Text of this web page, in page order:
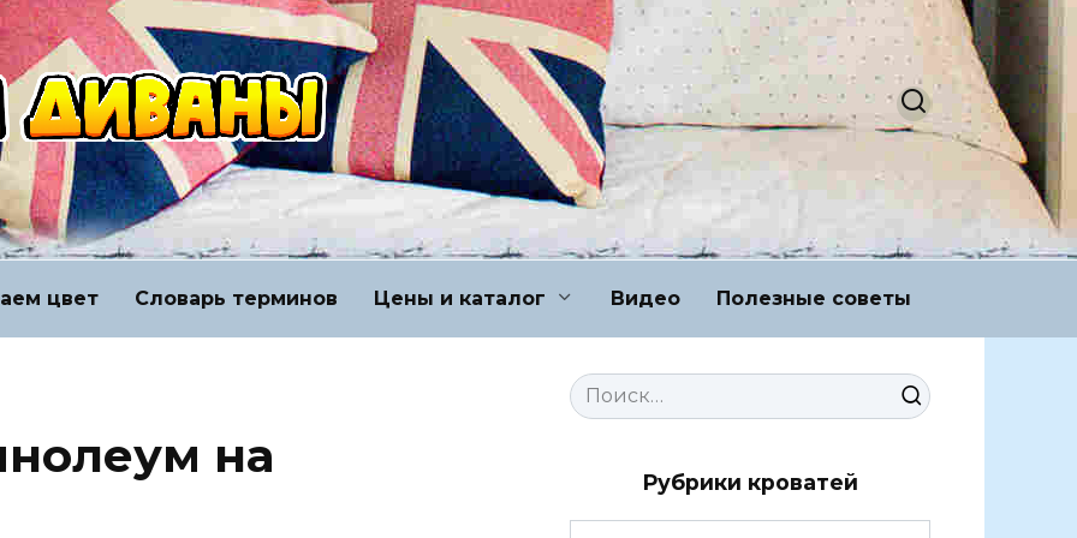
цвет Словарь терминов Цены и каталог Видео Полезные советы
на
Search
for:
Рубрики кроватей